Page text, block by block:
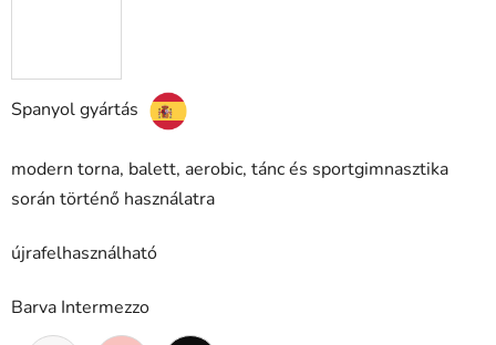
Spanyol gyártás
modern torna, balett, aerobic, tánc és sportgimnasztika
során történő használatra
újrafelhasználható
Barva Intermezzo